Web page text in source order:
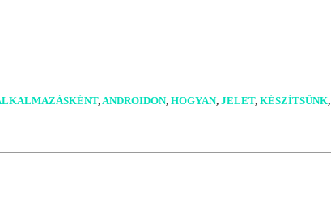
,ANDROIDON, HOGYAN, JELET, KÉSZÍTSÜNK,